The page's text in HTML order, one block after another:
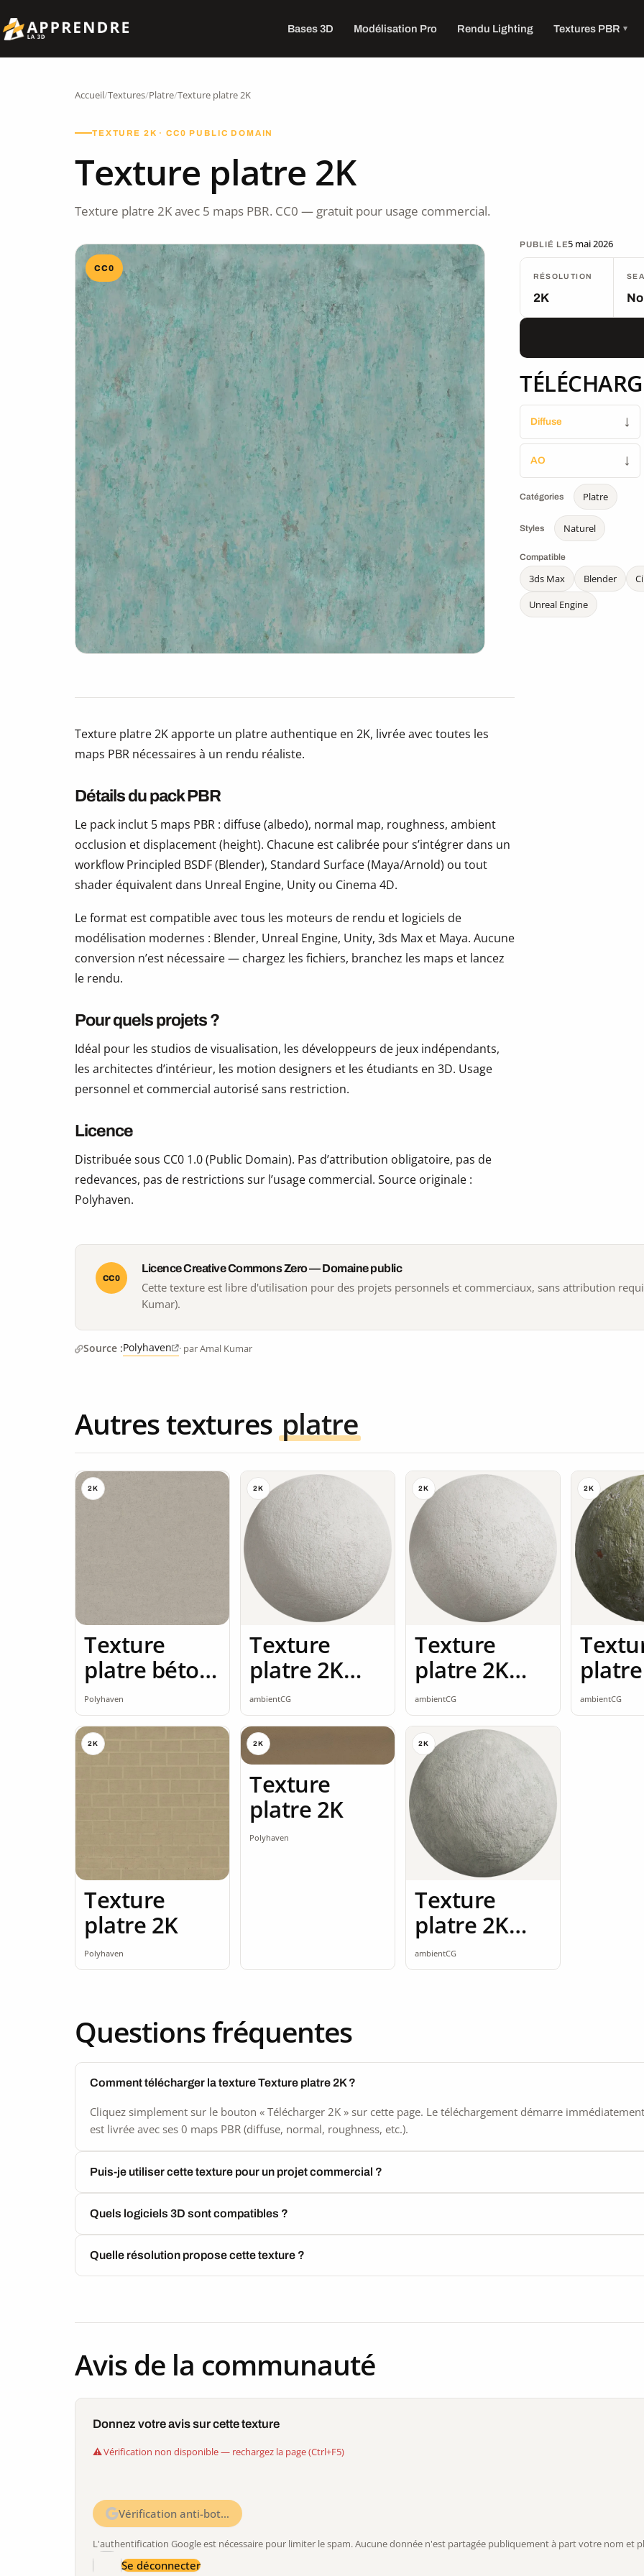
Bases 3D Modélisation Pro Rendu Lighting Textures PBR
Accueil/Textures/Platre/Texture platre 2K
TEXTURE 2K · CC0 PUBLIC DOMAIN
Texture platre 2K
Texture platre 2K avec 5 maps PBR. CC0 — gratuit pour usage commercial.
CC0
PUBLIÉ LE5 mai 2026
RÉSOLUTION
2K
Diffuse ↓
AO ↓
Catégories Platre
Styles Naturel
Compatible
3ds Max Blender
Unreal Engine
Texture platre 2K apporte un platre authentique en 2K, livrée avec toutes les
maps PBR nécessaires à un rendu réaliste.
Détails du pack PBR
Le pack inclut 5 maps PBR : diffuse (albedo), normal map, roughness, ambient
occlusion et displacement (height). Chacune est calibrée pour s’intégrer dans un
workflow Principled BSDF (Blender), Standard Surface (Maya/Arnold) ou tout
shader équivalent dans Unreal Engine, Unity ou Cinema 4D.
Le format est compatible avec tous les moteurs de rendu et logiciels de
modélisation modernes : Blender, Unreal Engine, Unity, 3ds Max et Maya. Aucune
conversion n’est nécessaire — chargez les fichiers, branchez les maps et lancez
le rendu.
Pour quels projets ?
Idéal pour les studios de visualisation, les développeurs de jeux indépendants,
les architectes d’intérieur, les motion designers et les étudiants en 3D. Usage
personnel et commercial autorisé sans restriction.
Licence
Distribuée sous CC0 1.0 (Public Domain). Pas d’attribution obligatoire, pas de
redevances, pas de restrictions sur l’usage commercial. Source originale :
Polyhaven.
CC0
Licence Creative Commons Zero — Domaine public
Cette texture est libre d'utilisation pour des projets personnels et commerciaux, sans attribution
Kumar).
Source :Polyhaven · par Amal Kumar
Autres textures platre
2K
Texture
platre béton
brut 2K
Polyhaven
2K
Texture
platre 2K
seamless
ambientCG
2K
Texture
platre 2K
seamless
ambientCG
2K
ambientCG
2K
Texture
platre 2K
Polyhaven
2K
Texture
platre 2K
Polyhaven
2K
Texture
platre 2K
seamless
ambientCG
Questions fréquentes
Comment télécharger la texture Texture platre 2K ?
Cliquez simplement sur le bouton « Télécharger 2K » sur cette page. Le téléchargement démarre
est livrée avec ses 0 maps PBR (diffuse, normal, roughness, etc.).
Puis-je utiliser cette texture pour un projet commercial ?
Quels logiciels 3D sont compatibles ?
Quelle résolution propose cette texture ?
Avis de la communauté
Donnez votre avis sur cette texture
Vérification non disponible — rechargez la page (Ctrl+F5)
Vérification anti-bot…
L'authentification Google est nécessaire pour limiter le spam. Aucune donnée n'est partagée publiquement à part votre nom et
Se déconnecter